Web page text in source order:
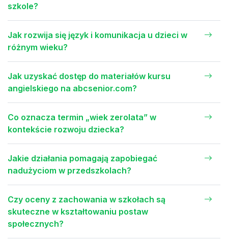
szkole?
Jak rozwija się język i komunikacja u dzieci w
różnym wieku?
Jak uzyskać dostęp do materiałów kursu
angielskiego na abcsenior.com?
Co oznacza termin „wiek zerolata” w
kontekście rozwoju dziecka?
Jakie działania pomagają zapobiegać
nadużyciom w przedszkolach?
Czy oceny z zachowania w szkołach są
skuteczne w kształtowaniu postaw
społecznych?